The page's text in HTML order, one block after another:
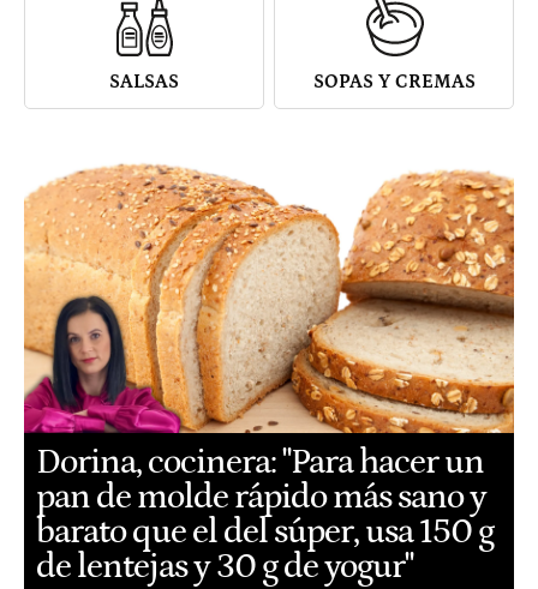
SALSAS SOPAS Y CREMAS
Dorina, cocinera: "Para hacer un
pan de molde rápido más sano y
barato que el del súper, usa 150 g
de lentejas y 30 g de yogur"